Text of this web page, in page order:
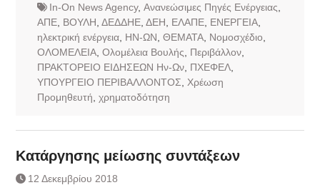
In-On News Agency, Ανανεώσιμες Πηγές Ενέργειας
ΑΠΕ, ΒΟΥΛΗ ΔΕΔΔΗΕ, ΔΕΗ ΕΛΑΠΕ, ΕΝΕΡΓΕΙΑ,
ηλεκτρική ενέργεια, ΗΝ-ΩΝ ΘΕΜΑΤΑ, Νομοσχέδιο
ΟΛΟΜΕΛΕΙΑ, Ολομέλεια Βουλής Περιβάλλον,
ΠΡΑΚΤΟΡΕΙΟ ΕΙΔΗΣΕΩΝ Ην-Ων, ΠΧΕΦΕΛ,
ΥΠΟΥΡΓΕΙΟ ΠΕΡΙΒΑΛΛΟΝΤΟΣ
Χρέωση
Προμηθευτή χρηματοδότηση
Κατάργησης μείωσης συντάξεων
12 Δεκεμβρίου 2018